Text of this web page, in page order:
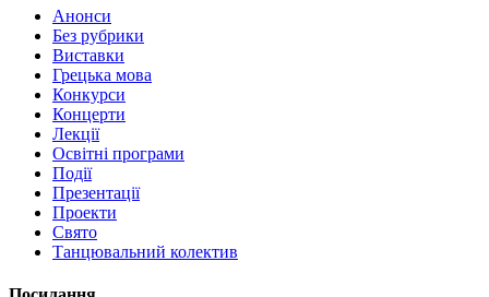
Анонси
Без рубрики
Виставки
Грецька мова
Конкурси
Концерти
Лекції
Освітні програми
Події
Презентації
Проекти
Свято
Танцювальний колектив